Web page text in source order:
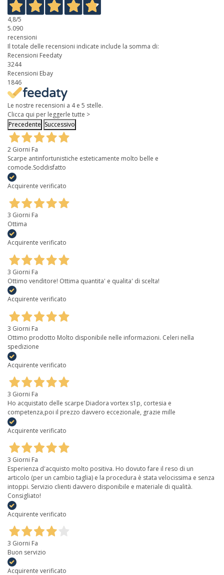
4,8/5
5.090
recensioni
Il totale delle recensioni indicate include la somma di:
Recensioni Feedaty
3244
Recensioni Ebay
1846
Le nostre recensioni a 4 e 5 stelle.
Clicca qui per leggerle tutte >
Precedente Successivo
2 Giorni Fa
Scarpe antinfortunistiche esteticamente molto belle e
comode.Soddisfatto
Acquirente verificato
3 Giorni Fa
Ottima
Acquirente verificato
3 Giorni Fa
Ottimo venditore! Ottima quantita' e qualita' di scelta!
Acquirente verificato
3 Giorni Fa
Ottimo prodotto Molto disponibile nelle informazioni. Celeri nella
spedizione
Acquirente verificato
3 Giorni Fa
Ho acquistato delle scarpe Diadora vortex s1p, cortesia e
competenza,poi il prezzo davvero eccezionale, grazie mille
Acquirente verificato
3 Giorni Fa
Esperienza d'acquisto molto positiva. Ho dovuto fare il reso di un
articolo (per un cambio taglia) e la procedura è stata velocissima e senza
intoppi. Servizio clienti davvero disponibile e materiale di qualità.
Consigliato!
Acquirente verificato
3 Giorni Fa
Buon servizio
Acquirente verificato